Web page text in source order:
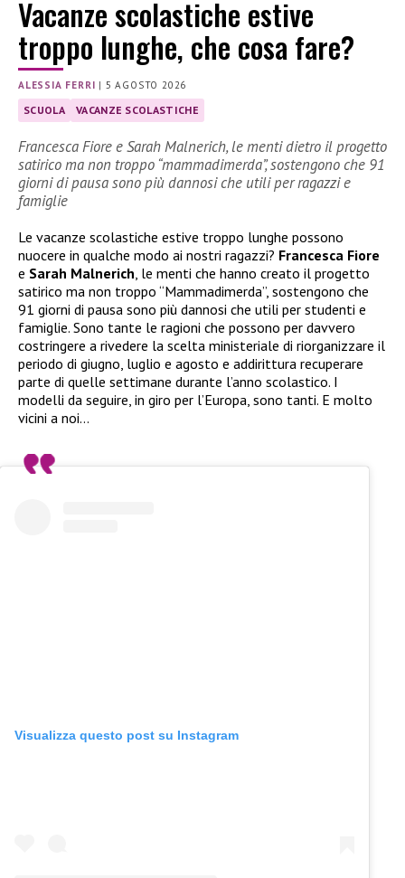
Vacanze scolastiche estive
troppo lunghe, che cosa fare?
ALESSIA FERRI | 5 AGOSTO 2026
SCUOLA VACANZE SCOLASTICHE
Francesca Fiore e Sarah Malnerich, le menti dietro il progetto
satirico ma non troppo “mammadimerda”, sostengono che 91
giorni di pausa sono più dannosi che utili per ragazzi e
famiglie
Le vacanze scolastiche estive troppo lunghe possono
nuocere in qualche modo ai nostri ragazzi? Francesca Fiore
e Sarah Malnerich , le menti che hanno creato il progetto
satirico ma non troppo “Mammadimerda”, sostengono che
91 giorni di pausa sono più dannosi che utili per studenti e
famiglie. Sono tante le ragioni che possono per davvero
costringere a rivedere la scelta ministeriale di riorganizzare il
periodo di giugno, luglio e agosto e addirittura recuperare
parte di quelle settimane durante l’anno scolastico. I
modelli da seguire, in giro per l’Europa, sono tanti. E molto
vicini a noi…
Visualizza questo post su Instagram